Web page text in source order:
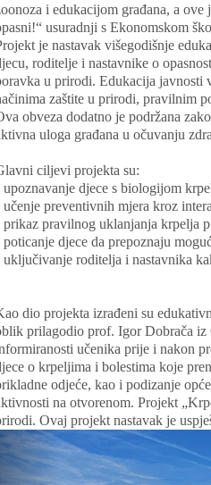
i edukacijom građana, a
usuradnji s Ekonomskom
je nastavak višegodišnje
roditelje i nastavnike o
u prirodi. Edukacija javnosti
zaštite u prirodi, pravilnim
obveza dodatno je podržana
uloga građana u očuvanju
ciljevi projekta su:
upoznavanje djece s biologijom
učenje preventivnih mjera kroz
prikaz pravilnog uklanjanja krpelja
poticanje djece da prepoznaju
uključivanje roditelja i nastavnika
dio projekta izrađeni su
prilagodio prof. Igor Dobrača iz
učenika prije i nakon
o krpeljima i bolestima koje
odjeće, kao i podizanje
na otvorenom. Projekt
Ovaj projekt nastavak je